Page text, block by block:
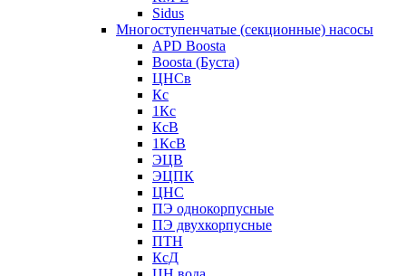
Sidus
Многоступенчатые (секционные) насосы
APD Boosta
Boosta (Буста)
ЦНСв
Кс
1Кс
КсВ
1КсВ
ЭЦВ
ЭЦПК
ЦНС
ПЭ однокорпусные
ПЭ двухкорпусные
ПТН
КсД